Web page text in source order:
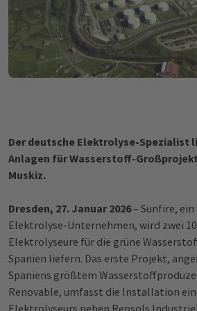
Der deutsche Elektrolyse-Spezialist
Anlagen für Wasserstoff-
Muskiz.
Dresden, 27. Januar 2026– Sunfire,
Elektrolyse-Unternehmen, wird zwei
Elektrolyseure für die grüne
Spanien liefern. Das erste Projekt,
Spaniens größtem
Renovable, umfasst die Installation
Elektrolyseurs neben Repsols